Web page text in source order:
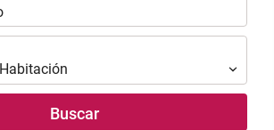
Habitación
Buscar